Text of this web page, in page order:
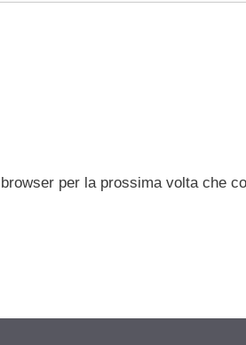
per la prossima volta che